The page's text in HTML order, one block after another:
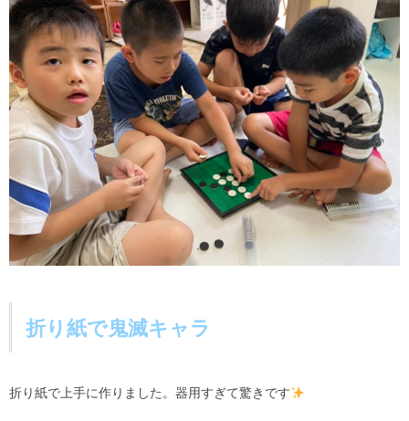
折り紙で鬼滅キャラ
折り紙で上手に作りました。器用すぎて驚きです